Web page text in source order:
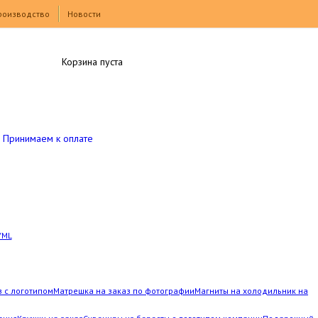
Новости
с логотипомМатрешка на заказ по фотографииМагниты на холодильник на
Принимаем к оплате
Корзина пуста